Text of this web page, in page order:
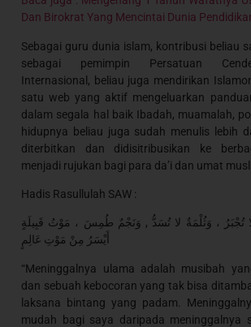
Dan Birokrat Yang Mencintai Dunia
Sebagai guru dunia islam, kontribusi beliau
sebagai pemimpin Persatuan
Internasional, beliau juga mendirikan
satu web yang aktif mengeluarkan
dalam segala hal baik Ibadah, muamalah,
hidupnya beliau juga sudah menulis lebih
diterbitkan dan didisitribusikan ke
menjadi rujukan bagi para da’i dan umat
Hadis Rasullulah SAW :
تُجْبَرُ ، وَثُلْمَةٌ لا تُسَدُّ , وَنَجْمٌ طُمِسَ ، مَوْتُ قَبِيلَةٍ
أَيْسَرُ مِنْ مَوْتِ عَالِمٍ
“Meninggalnya ulama adalah musibah
dan sebuah kebocoran yang tak bisa
laksana bintang yang padam.
mudah bagi saya daripada meninggalnya